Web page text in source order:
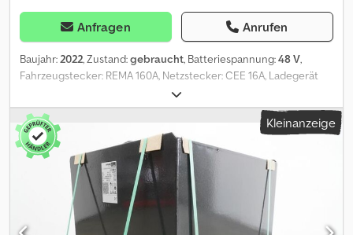
Anfragen Anrufen
Baujahr:2022, Zustand:gebraucht, Batteriespannung:48 V,
Fahrzeugstecker: REMA 160A, Netzstecker: CEE 16A, Ladegerät
mit EUW, gebrauchtes Fronius HF Batterieladegerät Selectiva 4.0
4140 48V/140A, mit Elektrolyt-Umwälzfunktion, inklusive Kabel und
Stecker REMA 160, Netzstecker CEE 16A. Dksdpfezrqbtox Aidjr
Kleinanzeige